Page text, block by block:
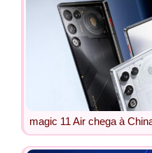
magic 11 Air chega à